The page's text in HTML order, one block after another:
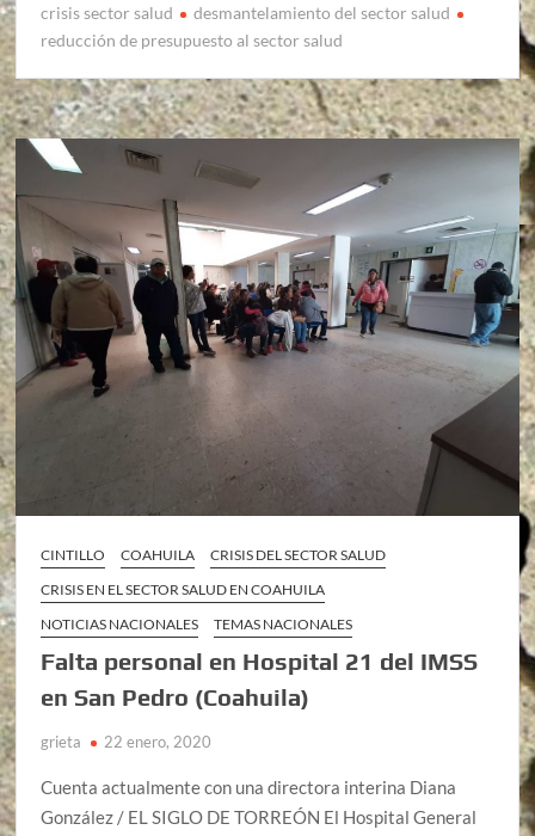
crisis sector salud
desmantelamiento del sector salud
reducción de presupuesto al sector salud
CINTILLO COAHUILA
CRISIS DEL SECTOR SALUD
CRISIS EN EL SECTOR SALUD EN COAHUILA
NOTICIAS NACIONALES
TEMAS NACIONALES
Falta personal en Hospital 21 del IMSS
en San Pedro (Coahuila)
grieta 22 enero, 2020
Cuenta actualmente con una directora interina Diana
González / EL SIGLO DE TORREÓN El Hospital General